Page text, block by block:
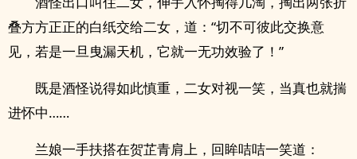
叠方方正正的白纸交给二女，道：“切不可彼此交换意
见，若是一旦曳漏天机，它就一无功效验了！”
既是酒怪说得如此慎重，二女对视一笑，当真也就揣
进怀中……
兰娘一手扶搭在贺芷青肩上，回眸咭咭一笑道：